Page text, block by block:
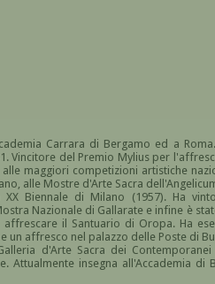
Carrara di Bergamo ed a
Vincitore del Premio Mylius per
maggiori competizioni artistiche
alle Mostre d'Arte Sacra
Biennale di Milano (1957). Ha
Nazionale di Gallarate e infine è
il Santuario di Oropa. Ha
un affresco nel palazzo delle Poste di
d'Arte Sacra dei
Attualmente insegna all'Accademia di